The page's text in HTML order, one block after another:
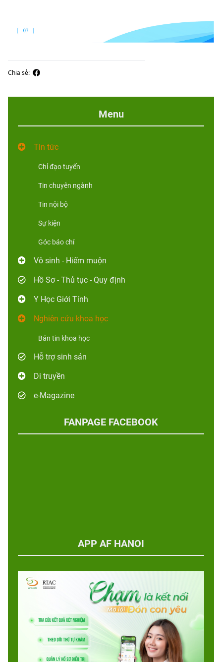
Chia sẻ:
Menu
Tin tức
Chỉ đạo tuyến
Tin chuyên ngành
Tin nội bộ
Sự kiện
Góc báo chí
Vô sinh - Hiếm muộn
Hồ Sơ - Thủ tục - Quy định
Y Học Giới Tính
Nghiên cứu khoa học
Bản tin khoa học
Hỗ trợ sinh sản
Di truyền
e-Magazine
FANPAGE FACEBOOK
APP AF HANOI